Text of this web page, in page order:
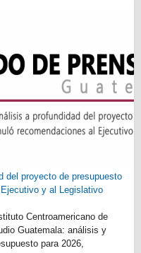
del proyecto de presupuesto
y al Legislativo
Centroamericano de
Guatemala: análisis y
para 2026,